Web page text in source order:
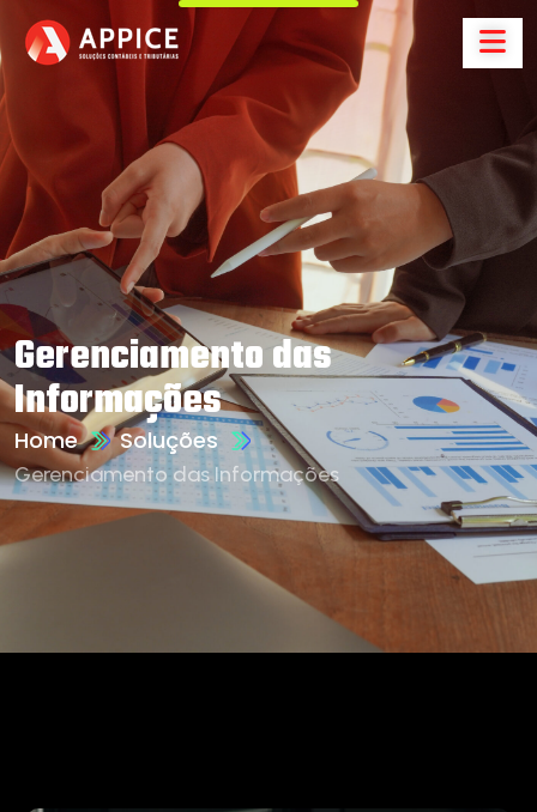
Gerenciamento das
Informações
Home Soluções
Gerenciamento das Informações